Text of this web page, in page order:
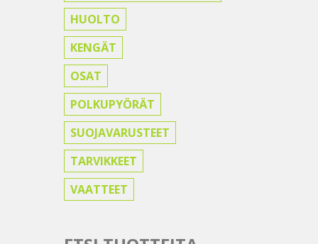
HUOLTO
KENGÄT
OSAT
POLKUPYÖRÄT
SUOJAVARUSTEET
TARVIKKEET
VAATTEET